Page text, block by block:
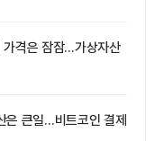
가격은 잠잠…가상자산
은 큰일…비트코인 결제